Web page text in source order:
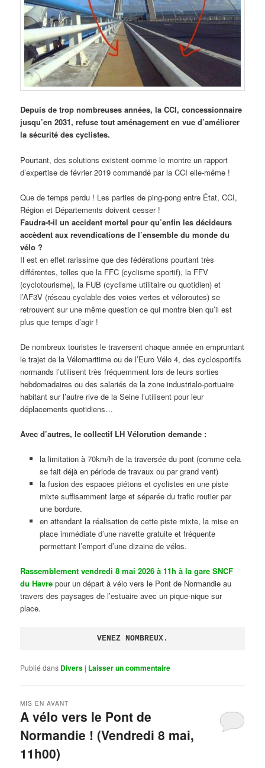
Depuis de trop nombreuses années, la CCI, concessionnaire
jusqu’en 2031, refuse tout aménagement en vue d’améliorer
la sécurité des cyclistes.
Pourtant, des solutions existent comme le montre un rapport
d’expertise de février 2019 commandé par la CCI elle-même !
Que de temps perdu ! Les parties de ping-pong entre État, CCI,
Région et Départements doivent cesser !
Faudra-t-il un accident mortel pour qu’enfin les décideurs
accèdent aux revendications de l’ensemble du monde du
vélo ?
Il est en effet rarissime que des fédérations pourtant très
différentes, telles que la FFC (cyclisme sportif), la FFV
(cyclotourisme), la FUB (cyclisme utilitaire ou quotidien) et
l’AF3V (réseau cyclable des voies vertes et véloroutes) se
retrouvent sur une même question ce qui montre bien qu’il est
plus que temps d’agir !
De nombreux touristes le traversent chaque année en empruntant
le trajet de la Vélomaritime ou de l’Euro Vélo 4, des cyclosportifs
normands l’utilisent très fréquemment lors de leurs sorties
hebdomadaires ou des salariés de la zone industrialo-portuaire
habitant sur l’autre rive de la Seine l’utilisent pour leur
déplacements quotidiens…
Avec d’autres, le collectif LH Vélorution demande :
la limitation à 70km/h de la traversée du pont (comme cela
se fait déjà en période de travaux ou par grand vent)
la fusion des espaces piétons et cyclistes en une piste
mixte suffisamment large et séparée du trafic routier par
une bordure.
en attendant la réalisation de cette piste mixte, la mise en
place immédiate d’une navette gratuite et fréquente
permettant l’emport d’une dizaine de vélos.
Rassemblement vendredi 8 mai 2026 à 11h à la gare SNCF
du Havre pour un départ à vélo vers le Pont de Normandie au
travers des paysages de l’estuaire avec un pique-nique sur
place.
VENEZ NOMBREUX.
Publié dans Divers | Laisser un commentaire
A vélo vers le Pont de
Normandie ! (Vendredi 8 mai,
11h00)
MIS EN AVANT